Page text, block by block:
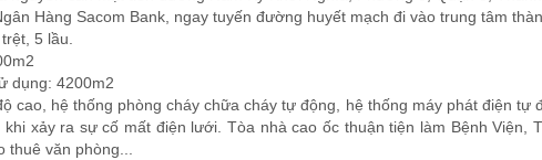
Hàng Sacom Bank, ngay tuyến đường huyết mạch đi vào trung tâm
5 lầu.
dụng: 4200m2
cao, hệ thống phòng cháy chữa cháy tự động, hệ thống máy phát điện tự
khi xảy ra sự cố mất điện lưới. Tòa nhà cao ốc thuận tiện làm Bệnh Viện,
thuê văn phòng...